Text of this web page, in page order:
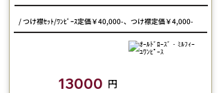
/ つけ襟ｾｯﾄ/ﾜﾝﾋﾟｰｽ定価￥40,000-、つけ襟定価￥4,000-
13000 円